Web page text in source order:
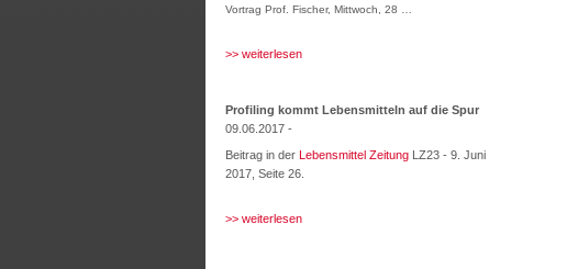
Vortrag Prof. Fischer, Mittwoch, 28 …
>> weiterlesen
Profiling kommt Lebensmitteln auf die Spur
09.06.2017 -
Beitrag in der Lebensmittel Zeitung LZ23 - 9. Juni
2017, Seite 26.
>> weiterlesen